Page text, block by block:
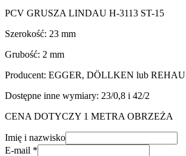
PCV GRUSZA LINDAU H-3113 ST-15
Szerokość: 23 mm
Grubość: 2 mm
Producent: EGGER, DÖLLKEN lub REHAU
Dostępne inne wymiary: 23/0,8 i 42/2
CENA DOTYCZY 1 METRA OBRZEŻA
Imię i nazwisko
E-mail *